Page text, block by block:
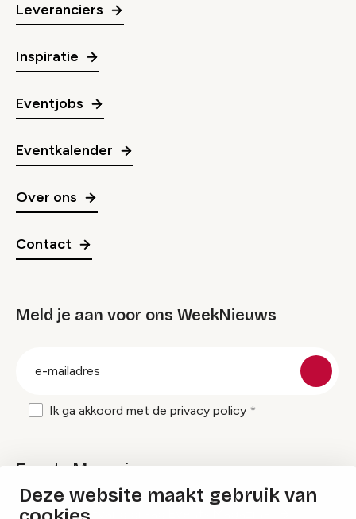
Deze website maakt gebruik van
Leveranciers
Inspiratie
Eventjobs
Eventkalender
Over ons
Contact
Meld je aan voor ons WeekNieuws
Ik ga akkoord met de privacy policy
Events Magazine
Ik ontvang graag Events Magazine